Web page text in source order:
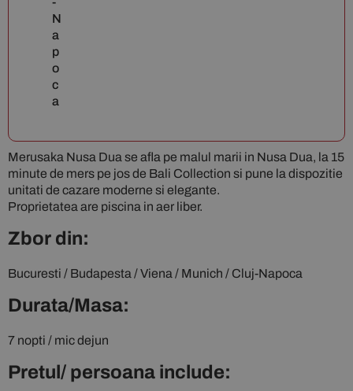
Merusaka Nusa Dua se afla pe malul marii in Nusa Dua, la 15
minute de mers pe jos de Bali Collection si pune la dispozitie
unitati de cazare moderne si elegante.
Proprietatea are piscina in aer liber.
Zbor din:
Bucuresti / Budapesta / Viena / Munich / Cluj-Napoca
Durata/Masa:
7 nopti / mic dejun
Pretul/ persoana include:
N
a
p
o
c
a